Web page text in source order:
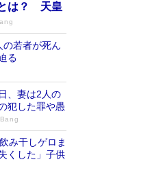
とは？ 天皇
若者が死ん
る
、妻は2人の
犯した罪や愚
み干しゲロま
くした」子供